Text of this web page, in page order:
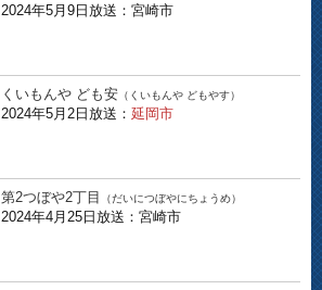
2024年5月9日放送：宮崎市
くいもんや ども安 （くいもんや どもやす）
2024年5月2日放送： 延岡市
第2つぼや2丁目 （だいにつぼやにちょうめ）
2024年4月25日放送：宮崎市